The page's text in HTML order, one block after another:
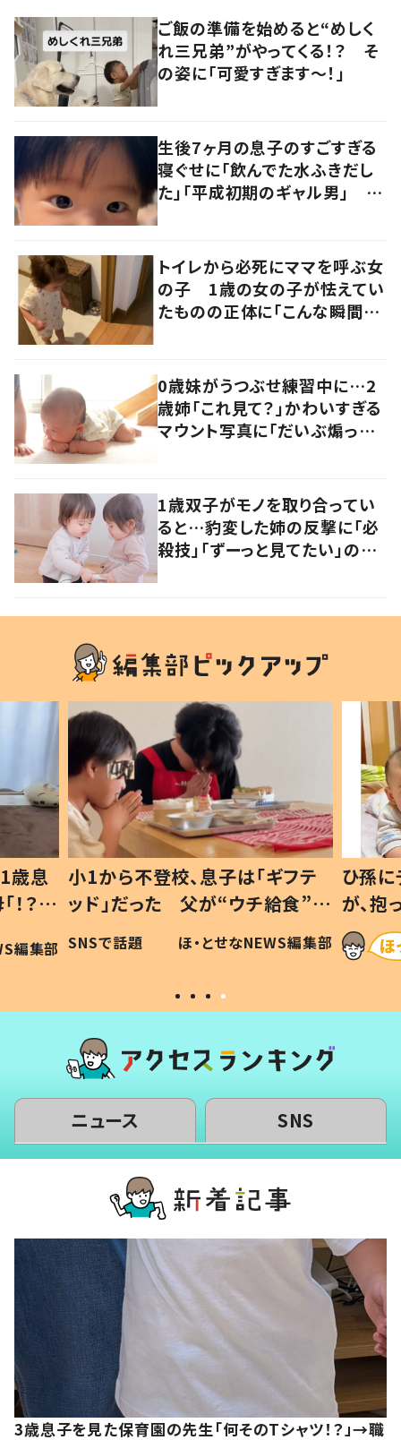
ご飯の準備を始めると“めしく
れ三兄弟”がやってくる！？ そ
の姿に「可愛すぎます〜！」
生後7ヶ月の息子のすごすぎる
寝ぐせに「飲んでた水ふきだし
た」「平成初期のギャル男」 実
トイレから必死にママを呼ぶ女
の子 1歳の女の子が怯えてい
たものの正体に「こんな瞬間
0歳妹がうつぶせ練習中に…2
歳姉「これ見て？」かわいすぎる
マウント写真に「だいぶ煽って
1歳双子がモノを取り合ってい
ると…豹変した姉の反撃に「必
殺技」「ずーっと見てたい」の
歳息
？」
編集部
小1から不登校、息子は「ギフテ
ッド」だった 父が“ウチ給食”を
作り続ける理由とは #令和の親
#令和の子
SNSで話題 ほ・とせなNEWS編集部
ひ孫
が、
「涙が
い」
ニュース SNS
3歳息子を見た保育園の先生「何そのTシャツ！？」→職